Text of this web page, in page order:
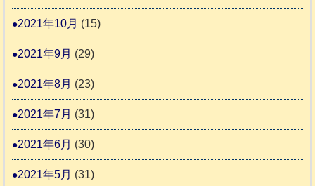
2021年10月 (15)
2021年9月 (29)
2021年8月 (23)
2021年7月 (31)
2021年6月 (30)
2021年5月 (31)